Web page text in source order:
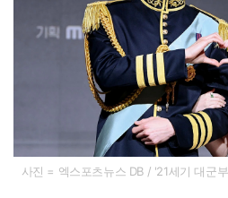
사진 = 엑스포츠뉴스 DB / '21세기 대군